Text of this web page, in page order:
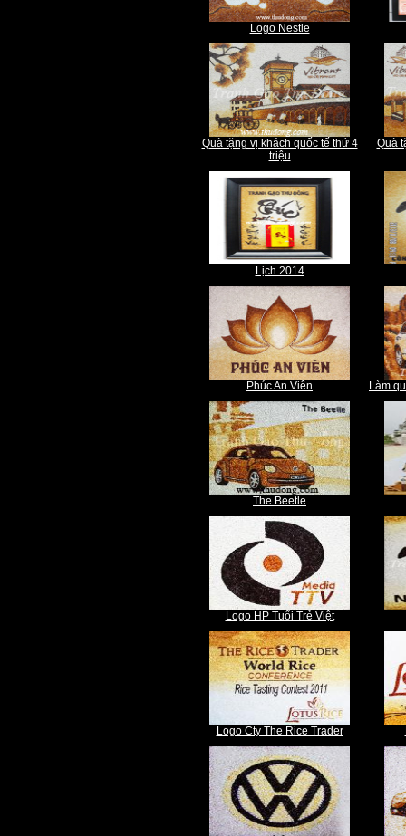
Logo Nestle
Quà tặng vị khách quốc tế thứ 4
triệu
Quà
Lịch 2014
Phúc An Viên Làm
The Beetle
Logo HP Tuổi Trẻ Việt
Logo Cty The Rice Trader